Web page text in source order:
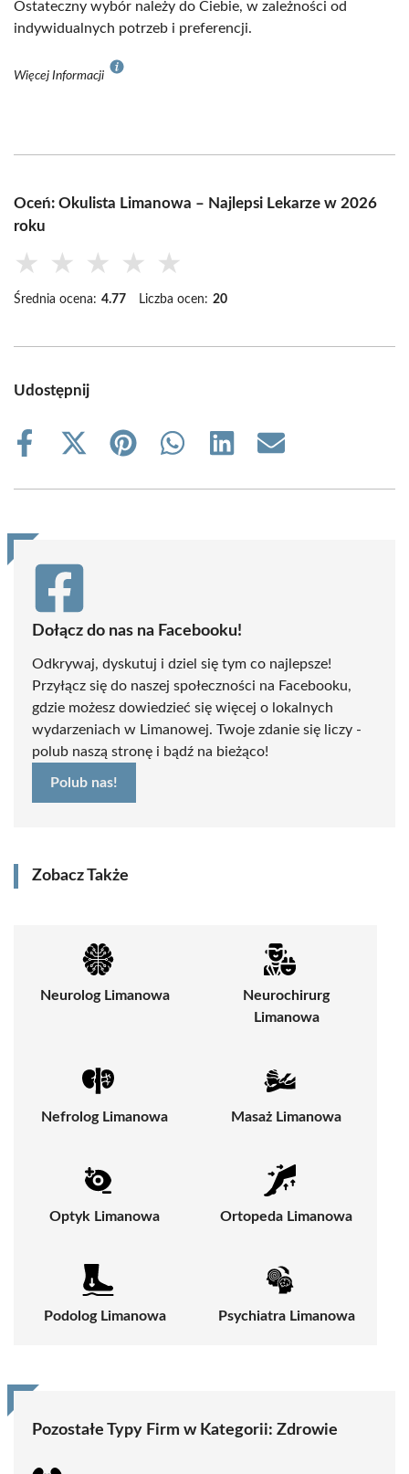
Ostateczny wybór należy do Ciebie, w zależności od
indywidualnych potrzeb i preferencji.
Więcej Informacji
Oceń: Okulista Limanowa – Najlepsi Lekarze w 2026
roku
★ ★ ★ ★ ★
Średnia ocena: 4.77 Liczba ocen: 20
Udostępnij
Share
Share
(Twitter)
Share
Share
Share
Share
Dołącz do nas na Facebooku!
Odkrywaj, dyskutuj i dziel się tym co najlepsze!
Przyłącz się do naszej społeczności na Facebooku,
gdzie możesz dowiedzieć się więcej o lokalnych
wydarzeniach w Limanowej. Twoje zdanie się liczy -
polub naszą stronę i bądź na bieżąco!
Polub nas!
Zobacz Także
Neurolog Limanowa
Neurochirurg
Limanowa
Nefrolog Limanowa Masaż Limanowa
Optyk Limanowa Ortopeda Limanowa
Podolog Limanowa Psychiatra Limanowa
Pozostałe Typy Firm w Kategorii: Zdrowie